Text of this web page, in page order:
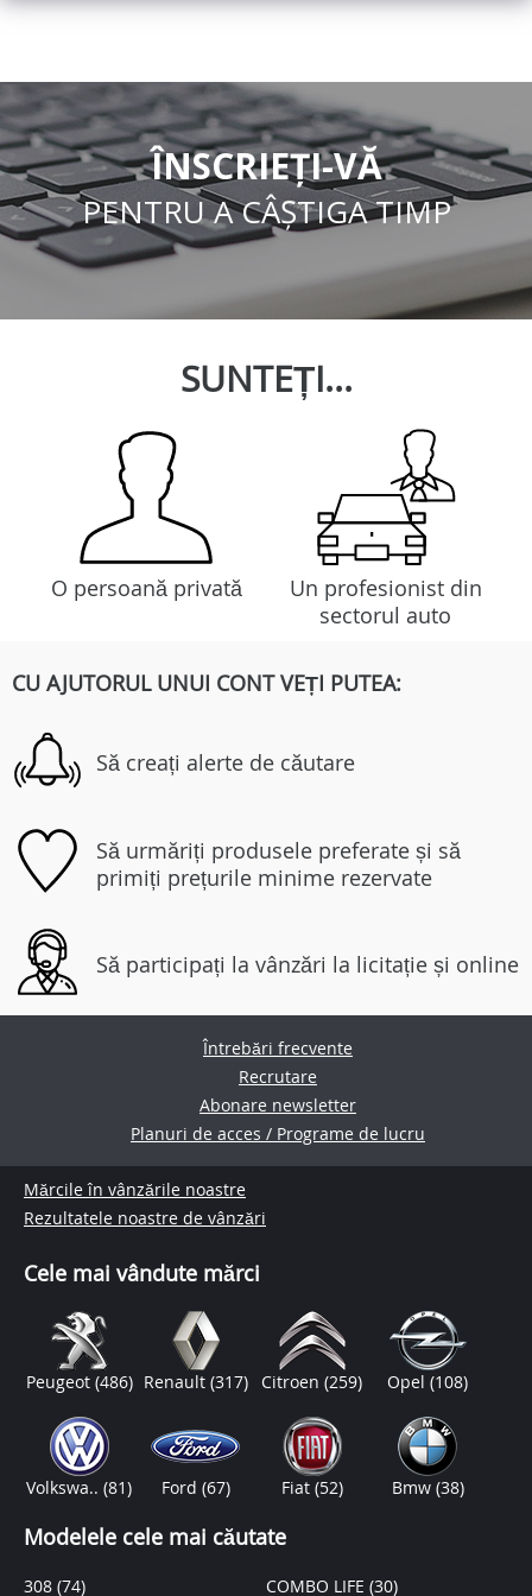
ÎNSCRIEȚI-VĂ
PENTRU A CÂȘTIGA TIMP
SUNTEȚI...
O persoană privată
Un profesionist din
sectorul auto
CU AJUTORUL UNUI CONT VEȚI PUTEA:
Să creați alerte de căutare
Să urmăriți produsele preferate și să
primiți prețurile minime rezervate
Să participați la vânzări la licitație și online
Întrebări frecvente
Recrutare
Abonare newsletter
Planuri de acces / Programe de lucru
Mărcile în vânzările noastre
Rezultatele noastre de vânzări
Cele mai vândute mărci
Peugeot (486) Renault (317) Citroen(259) Opel(108)
Volkswa..(81) Ford (67) Fiat (52) Bmw (38)
Modelele cele mai căutate
308 (74) COMBO LIFE (30)